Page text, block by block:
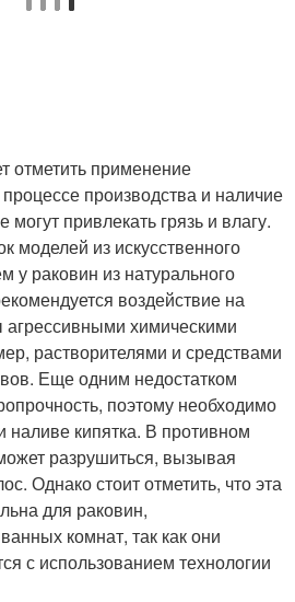
отметить применение
производства и наличие
привлекать грязь и влагу.
моделей из искусственного
у раковин из натурального
воздействие на
агрессивными химическими
растворителями и средствами
Еще одним недостатком
поэтому необходимо
кипятка. В противном
разрушиться, вызывая
Однако стоит отметить, что эта
для раковин,
комнат, так как они
с использованием технологии